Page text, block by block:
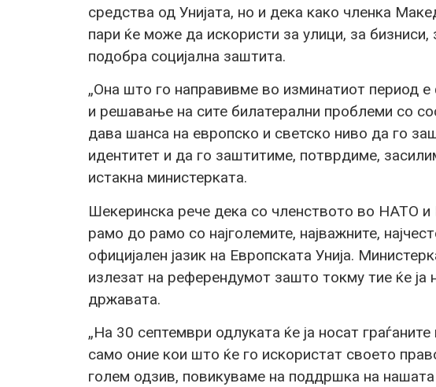
средства од Унијата, но и дека како членка
пари ќе може да искористи за улици, за
подобра социјална заштита.
„Она што го направивме во изминатиот период
и решавање на сите билатерални проблеми со
дава шанса на европско и светско ниво да го
идентитет и да го заштитиме, потврдиме,
истакна министерката.
Шекеринска рече дека со членството во НАТО и
рамо до рамо со најголемите, најважните,
официјален јазик на Европската Унија.
излезат на референдумот зашто токму тие ќе ја
државата.
„На 30 септември одлуката ќе ја носат
само оние кои што ќе го искористат своето
голем одзив, повикуваме на поддршка на